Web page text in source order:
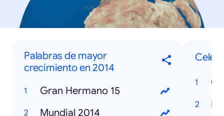
Palabras de mayor
crecimiento en 2014
Gran Hermano 15
Mundial 2014